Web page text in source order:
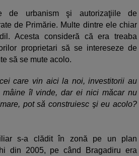
de urbanism şi autorizaţiile de
de Primărie. Multe dintre ele chiar
Acesta consideră că era treaba
proprietari să se intereseze de
să se mute acolo.
care vin aici la noi, investitorii au
mâine îl vinde, dar ei nici măcar nu
pot să construiesc şi eu acolo?
s-a clădit în zonă pe un plan
din 2005, pe când Bragadiru era